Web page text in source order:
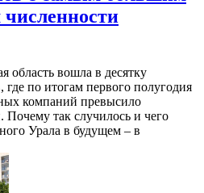
область вошла в десятку
где по итогам первого полугодия
компаний превысило
Почему так случилось и чего
Урала в будущем – в